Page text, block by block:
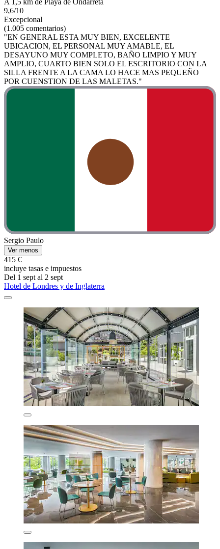
9,6/10
Excepcional
(1.005 comentarios)
"EN GENERAL ESTA MUY BIEN, EXCELENTE
UBICACION, EL PERSONAL MUY AMABLE, EL
DESAYUNO MUY COMPLETO, BAÑO LIMPIO Y MUY
AMPLIO, CUARTO BIEN SOLO EL ESCRITORIO CON LA
SILLA FRENTE A LA CAMA LO HACE MAS PEQUEÑO
POR CUENSTION DE LAS MALETAS."
Sergio Paulo
Ver menos
415 €
incluye tasas e impuestos
Del 1 sept al 2 sept
Hotel de Londres y de Inglaterra